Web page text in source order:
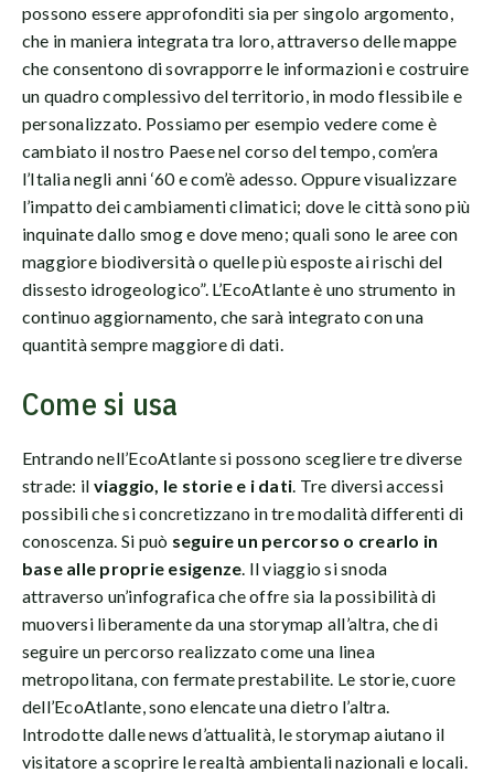
possono essere approfonditi sia per singolo argomento,
che in maniera integrata tra loro, attraverso delle mappe
che consentono di sovrapporre le informazioni e costruire
un quadro complessivo del territorio, in modo flessibile e
personalizzato. Possiamo per esempio vedere come è
cambiato il nostro Paese nel corso del tempo, com’era
l’Italia negli anni ‘60 e com’è adesso. Oppure visualizzare
l’impatto dei cambiamenti climatici; dove le città sono più
inquinate dallo smog e dove meno; quali sono le aree con
maggiore biodiversità o quelle più esposte ai rischi del
dissesto idrogeologico”. L’EcoAtlante è uno strumento in
continuo aggiornamento, che sarà integrato con una
quantità sempre maggiore di dati.
Come si usa
Entrando nell’EcoAtlante si possono scegliere tre diverse
strade: il viaggio, le storie e i dati. Tre diversi accessi
possibili che si concretizzano in tre modalità differenti di
conoscenza. Si può seguire un percorso o crearlo in
base alle proprie esigenze. Il viaggio si snoda
attraverso un’infografica che offre sia la possibilità di
muoversi liberamente da una storymap all’altra, che di
seguire un percorso realizzato come una linea
metropolitana, con fermate prestabilite. Le storie, cuore
dell’EcoAtlante, sono elencate una dietro l’altra.
Introdotte dalle news d’attualità, le storymap aiutano il
visitatore a scoprire le realtà ambientali nazionali e locali.